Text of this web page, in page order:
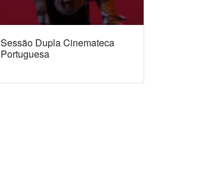
Sessão Dupla Cinemateca
Portuguesa